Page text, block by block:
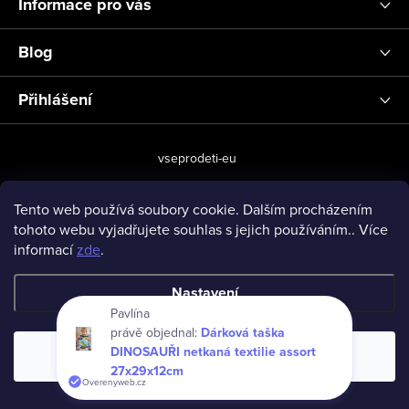
Tento web používá soubory cookie. Dalším procházením
tohoto webu vyjadřujete souhlas s jejich používáním.. Více
informacízde.
Nastavení
Souhlasím
Blog
Přihlášení
vseprodeti-eu
Copyright 2026www.vseprodeti.eu. Všechna práva vyhrazena.
Pavlína
právě objednal: Dárková taška
DINOSAUŘI netkaná textilie assort
27x29x12cm
Overenyweb.cz